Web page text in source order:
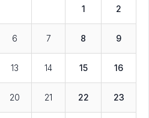
1 2
6 7 8 9
13 14 15 16
20 21 22 23